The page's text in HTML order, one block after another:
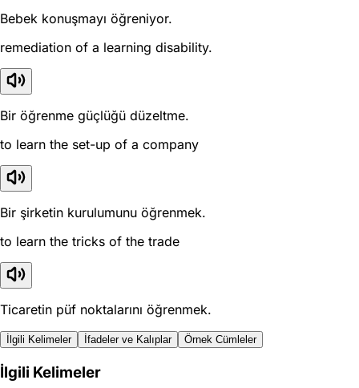
Bebek konuşmayı öğreniyor.
remediation of a learning disability.
Bir öğrenme güçlüğü düzeltme.
to learn the set-up of a company
Bir şirketin kurulumunu öğrenmek.
to learn the tricks of the trade
Ticaretin püf noktalarını öğrenmek.
İlgili Kelimeler İfadeler ve Kalıplar Örnek Cümleler
İlgili Kelimeler